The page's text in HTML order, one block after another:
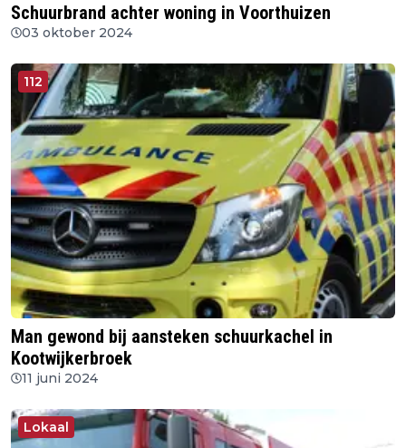
Schuurbrand achter woning in Voorthuizen
03 oktober 2024
112
Man gewond bij aansteken schuurkachel in
Kootwijkerbroek
11 juni 2024
Lokaal